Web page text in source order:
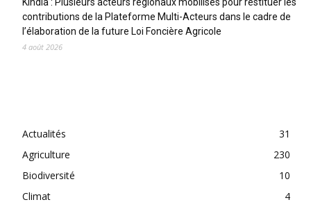
contributions de la Plateforme Multi-Acteurs dans le cadre de
l’élaboration de la future Loi Foncière Agricole
4 août 2026
Actualités
31
Agriculture
230
Biodiversité
10
Climat
4